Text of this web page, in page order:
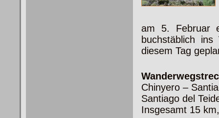
am 5. Februar
buchstäblich
diesem Tag
Chinyero –
Santiago del
Insgesamt 15